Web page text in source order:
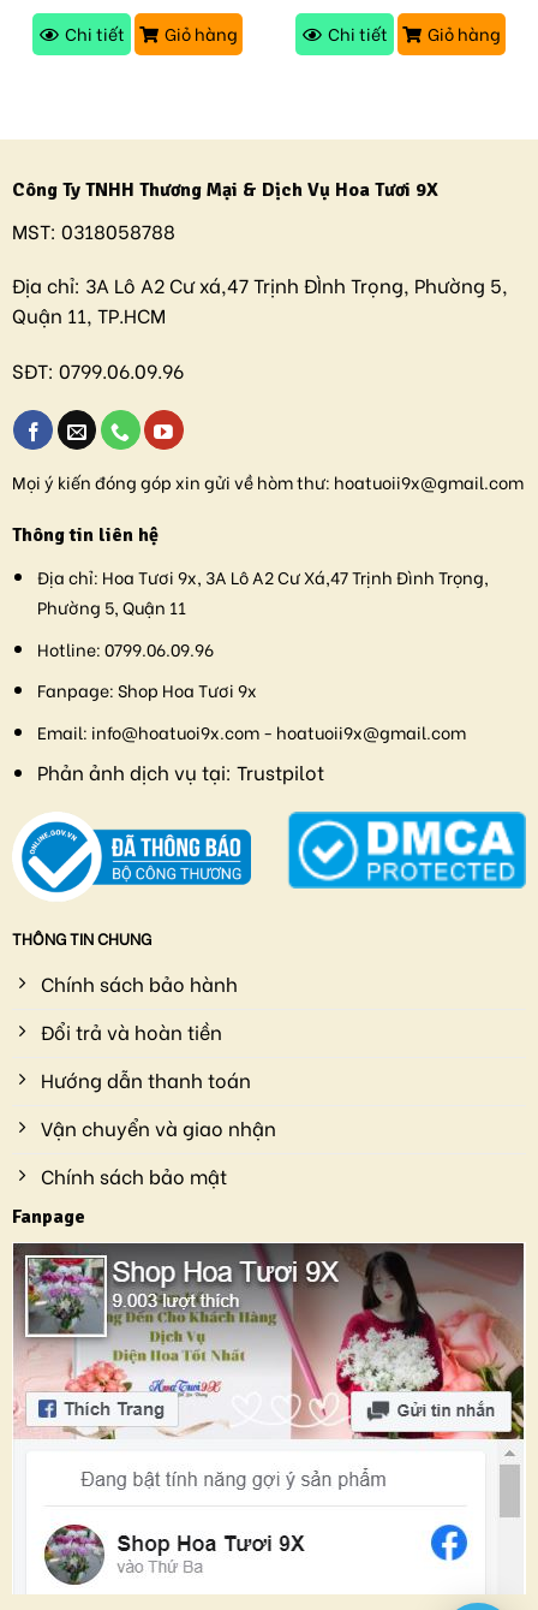
Chi tiết
Giỏ hàng
Chi tiết
Giỏ hàng
Công Ty TNHH Thương Mại & Dịch Vụ Hoa Tươi 9X
MST: 0318058788
Địa chỉ: 3A Lô A2 Cư xá,47 Trịnh ĐÌnh Trọng, Phường 5,
Quận 11, TP.HCM
SĐT: 0799.06.09.96
Mọi ý kiến đóng góp xin gửi về hòm thư: hoatuoii9x@gmail.com
Thông tin liên hệ
Địa chỉ: Hoa Tươi 9x, 3A Lô A2 Cư Xá,47 Trịnh Đình Trọng,
Phường 5, Quận 11
Hotline:0799.06.09.96
Fanpage:Shop Hoa Tươi 9x
Email: info@hoatuoi9x.com - hoatuoii9x@gmail.com
Phản ảnh dịch vụ tại: Trustpilot
THÔNG TIN CHUNG
Chính sách bảo hành
Đổi trả và hoàn tiền
Hướng dẫn thanh toán
Vận chuyển và giao nhận
Chính sách bảo mật
Fanpage